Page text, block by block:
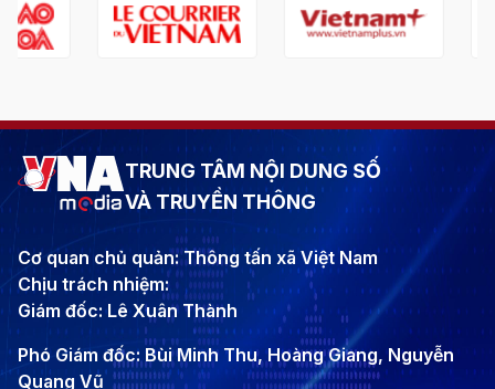
TRUNG TÂM NỘI DUNG SỐ
VÀ TRUYỀN THÔNG
Cơ quan chủ quản: Thông tấn xã Việt Nam
Chịu trách nhiệm:
Giám đốc: Lê Xuân Thành
Phó Giám đốc: Bùi Minh Thu, Hoàng Giang, Nguyễn
Quang Vũ